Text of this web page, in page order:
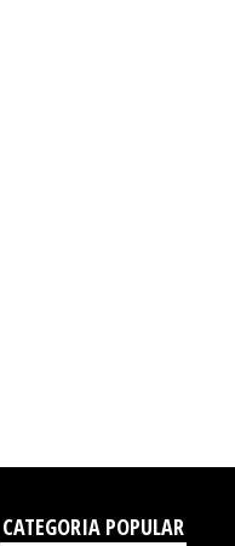
CATEGORIA POPULAR